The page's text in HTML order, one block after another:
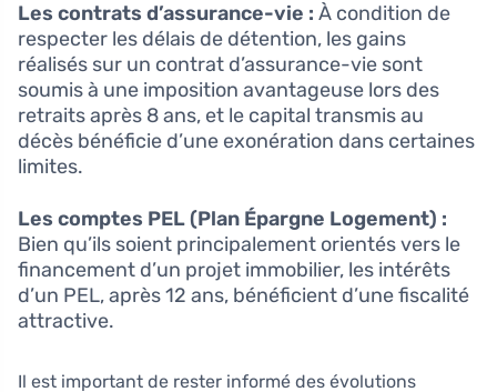
Les contrats d’assurance-vie : À condition de
respecter les délais de détention, les gains
réalisés sur un contrat d’assurance-vie sont
soumis à une imposition avantageuse lors des
retraits après 8 ans, et le capital transmis au
décès bénéficie d’une exonération dans certaines
limites.
Les comptes PEL (Plan Épargne Logement) :
Bien qu’ils soient principalement orientés vers le
financement d’un projet immobilier, les intérêts
d’un PEL, après 12 ans, bénéficient d’une fiscalité
attractive.
Il est important de rester informé des évolutions